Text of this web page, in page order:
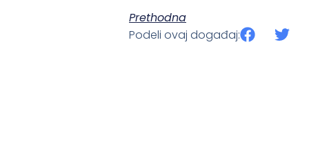
Prethodna
Podeli ovaj događaj: